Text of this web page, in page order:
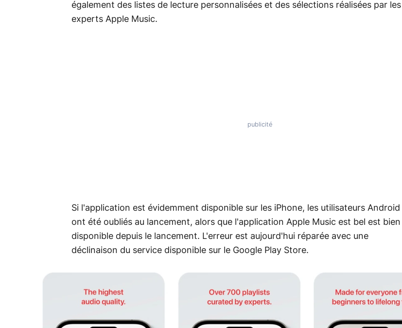
également des listes de lecture personnalisées et des sélections réalisées par les
experts Apple Music.
Si l'application est évidemment disponible sur les iPhone, les utilisateurs Android
ont été oubliés au lancement, alors que l'application Apple Music est bel est bien
disponible depuis le lancement. L'erreur est aujourd'hui réparée avec une
déclinaison du service disponible sur le Google Play Store.